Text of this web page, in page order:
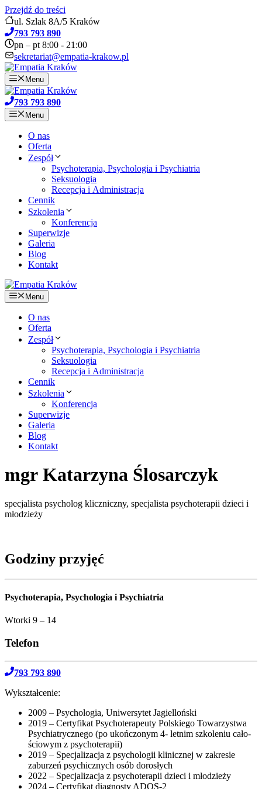
Przejdź do treści
ul. Szlak 8A/5 Kraków
793 793 890
pn – pt 8:00 - 21:00
sekretariat@empatia-krakow.pl
Menu
793 793 890
Menu
O nas
Oferta
Zespół
Psychoterapia, Psychologia i Psychiatria
Seksuologia
Recepcja i Administracja
Cennik
Szkolenia
Konferencja
Superwizje
Galeria
Blog
Kontakt
Menu
O nas
Oferta
Zespół
Psychoterapia, Psychologia i Psychiatria
Seksuologia
Recepcja i Administracja
Cennik
Szkolenia
Konferencja
Superwizje
Galeria
Blog
Kontakt
mgr Katarzyna Ślosarczyk
specjalista psycholog kliczniczny, specjalista psychoterapii dzieci i
młodzieży
Godziny przyjęć
Psychoterapia, Psychologia i Psychiatria
Wtorki 9 – 14
Telefon
793 793 890
Wykształcenie:
2009 – Psychologia, Uniwersytet Jagielloński
2019 – Certyfikat Psychoterapeuty Polskiego Towarzystwa
Psychiatrycznego (po ukoń­czo­nym 4- let­nim szko­le­niu cało­
ścio­wym z psychoterapii)
2019 – Specjalizacja z psy­cho­lo­gii kli­nicz­nej w zakre­sie
zabu­rzeń psy­chicz­nych osób dorosłych
2022 – Specjalizacja z psy­cho­te­ra­pii dzie­ci i młodzieży
2024 – Certyfikat dia­gno­sty ADOS‑2